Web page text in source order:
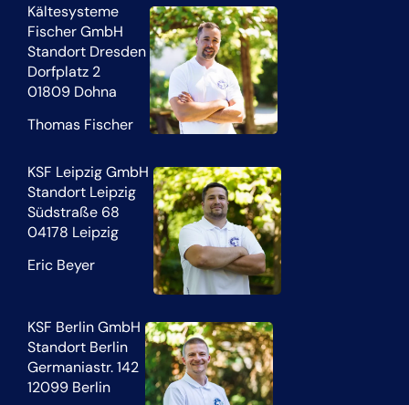
Kältesysteme
Fischer GmbH
Standort Dresden
Dorfplatz 2
01809 Dohna
Thomas Fischer
KSF Leipzig GmbH
Standort Leipzig
Südstraße 68
04178 Leipzig
Eric Beyer
KSF Berlin GmbH
Standort Berlin
Germaniastr. 142
12099 Berlin